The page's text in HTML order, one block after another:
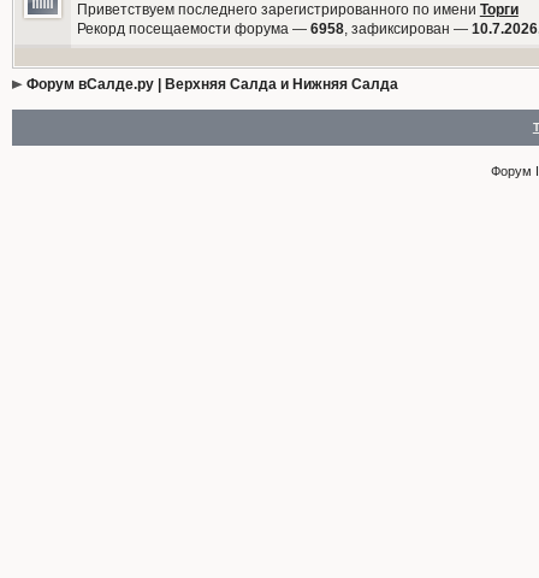
Приветствуем последнего зарегистрированного по имени Торги
Рекорд посещаемости форума — 6958, зафиксирован —
Форум вСалде.ру | Верхняя Салда и Нижняя Салда
Форум